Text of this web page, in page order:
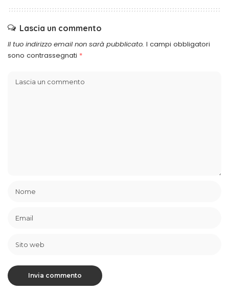
Lascia un commento
Il tuo indirizzo email non sarà pubblicato. I campi obbligatori
sono contrassegnati *